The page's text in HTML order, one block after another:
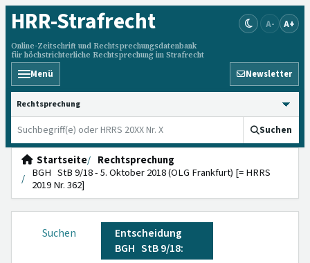
HRR-Strafrecht
Online-Zeitschrift und Rechtsprechungsdatenbank
für höchstrichterliche Rechtsprechung im Strafrecht
A- A+
Menü Newsletter
HRRS durchsuchen
Suchen
Startseite
Rechtsprechung
BGH StB 9/18 - 5. Oktober 2018 (OLG Frankfurt) [= HRRS
2019 Nr. 362]
Suchen
Entscheidung
BGH StB 9/18: